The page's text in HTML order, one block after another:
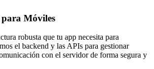
Móviles
robusta que tu app necesita para
el backend y las APIs para gestionar
con el servidor de forma segura y